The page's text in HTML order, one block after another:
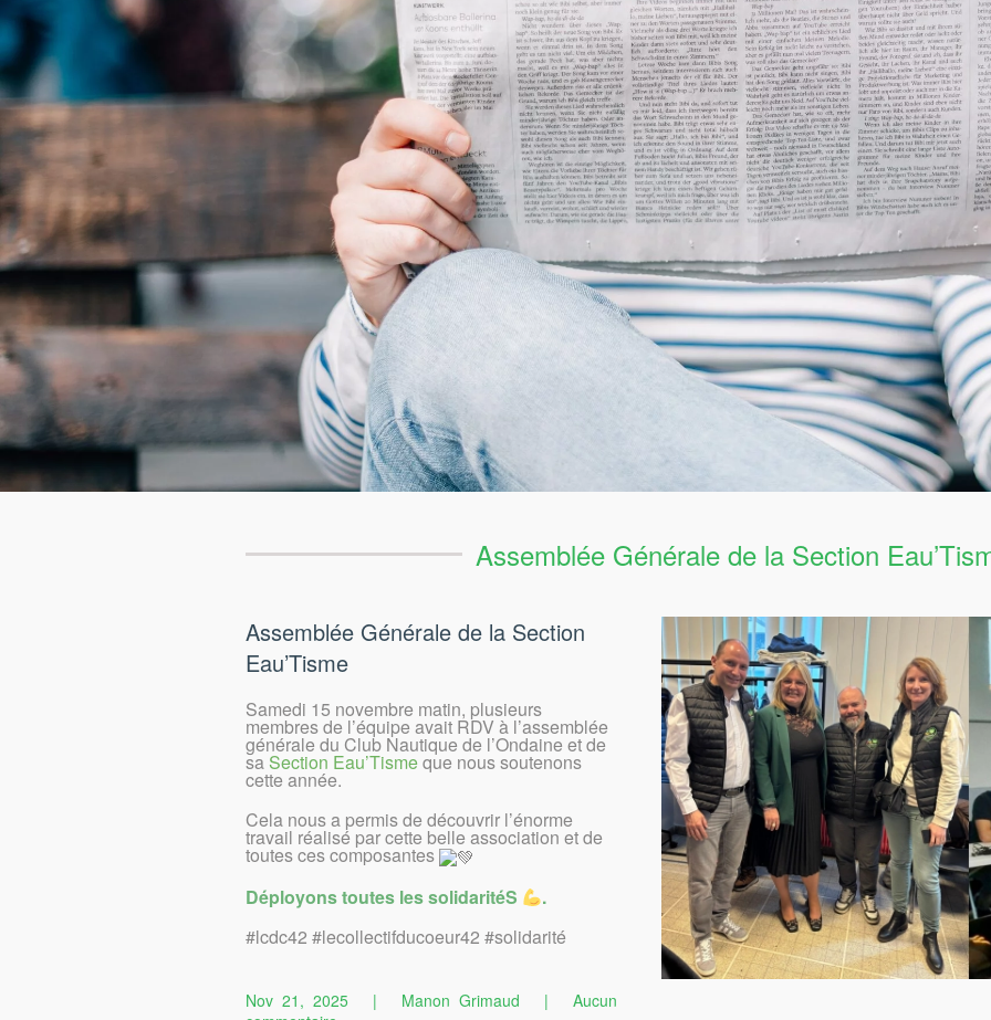
Assemblée Générale de la Section
Assemblée Générale de la Section
Eau’Tisme
Samedi 15 novembre matin, plusieurs
membres de l’équipe avait RDV à l’assemblée
générale du Club Nautique de l’Ondaine et de
sa Section Eau’Tismeque nous soutenons
cette année.
Cela nous a permis de découvrir l’énorme
travail réalisé par cette belle association et de
toutes ces composantes
Déployons toutes les solidaritéS
.
#lcdc42 #lecollectifducoeur42 #solidarité
Nov 21, 2025 | Manon Grimaud | Aucun